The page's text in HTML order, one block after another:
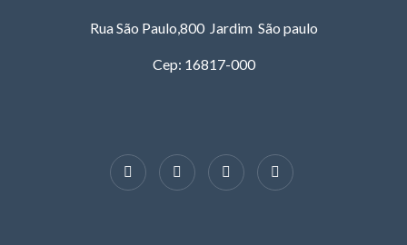
Rua São Paulo,800 Jardim São paulo
Cep: 16817-000